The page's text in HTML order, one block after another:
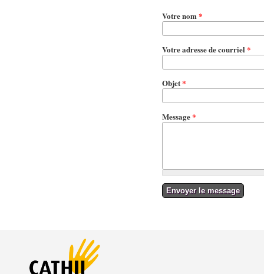
Votre nom*
Votre adresse de courriel*
Objet*
Message*